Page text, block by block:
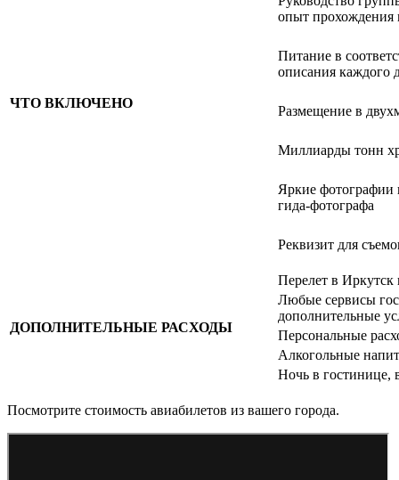
ЧТО ВКЛЮЧЕНО
опыт прохождения
Питание в
описания каждого
Размещение в
Миллиарды тонн
Яркие фотографии
гида-фотографа
Реквизит для
ДОПОЛНИТЕЛЬНЫЕ РАСХОДЫ
Перелет в Иркутск
Любые сервисы
дополнительные
Персональные
Алкогольные
Ночь в гостинице,
Посмотрите стоимость авиабилетов из вашего города.